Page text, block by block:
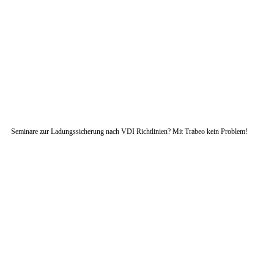
Seminare zur Ladungssicherung nach VDI Richtlinien? Mit Trabeo kein Problem!